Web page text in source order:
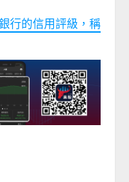
行的信用評級，稱